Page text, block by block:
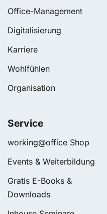
Office-Management
Digitalisierung
Karriere
Wohlfühlen
Organisation
Service
working@office Shop
Events & Weiterbildung
Gratis E-Books &
Downloads